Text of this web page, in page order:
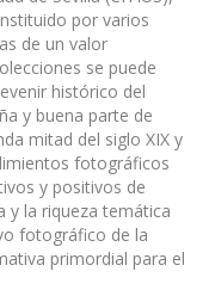
por varios
de un valor
se puede
histórico del
y buena parte de
mitad del siglo XIX y
fotográficos
y positivos de
y la riqueza temática
fotográfico de la
primordial para el